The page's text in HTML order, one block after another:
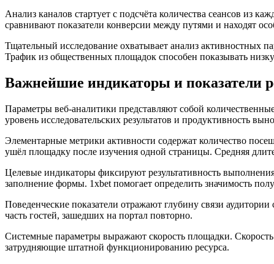
Анализ каналов стартует с подсчёта количества сеансов из
сравнивают показатели конверсии между путями и находят
Тщательный исследование охватывает анализ активностных
Трафик из общественных площадок способен показывать
Важнейшие индикаторы и показатели
Параметры веб-аналитики представляют собой
уровень исследовательских результатов и продуктивность
Элементарные метрики активности содержат количество
ушёл площадку после изучения одной страницы. Средняя
Целевые индикаторы фиксируют результативность
заполнение формы. 1xbet помогает определить значимость
Поведенческие показатели отражают глубину связи
часть гостей, зашедших на портал повторно.
Системные параметры выражают скорость площадки.
затрудняющие штатной функционированию ресурса.